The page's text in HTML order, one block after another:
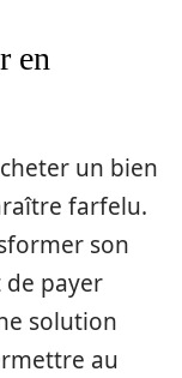
en
un bien
farfelu.
son
de payer
solution
au